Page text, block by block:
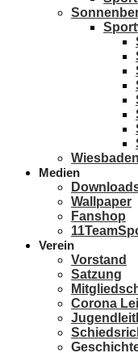
Medien
Wallpaper
Fanshop
Verein
Vorstand
Satzung
Corona